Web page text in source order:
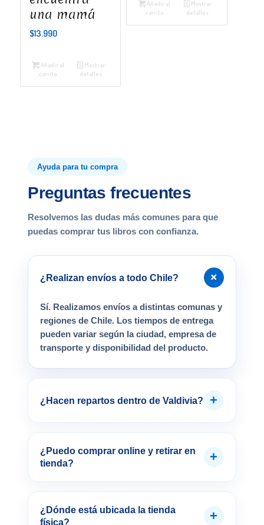
una mamá
$13.990
Añadir al
carrito
Mostrar
detalles
Añadir al
carrito
Mostrar
detalles
Ayuda para tu compra
Preguntas frecuentes
Resolvemos las dudas más comunes para que
puedas comprar tus libros con confianza.
¿Realizan envíos a todo Chile? +
Sí. Realizamos envíos a distintas comunas y
regiones de Chile. Los tiempos de entrega
pueden variar según la ciudad, empresa de
transporte y disponibilidad del producto.
¿Hacen repartos dentro de Valdivia? +
¿Puedo comprar online y retirar en
tienda?
+
¿Dónde está ubicada la tienda
física?
+